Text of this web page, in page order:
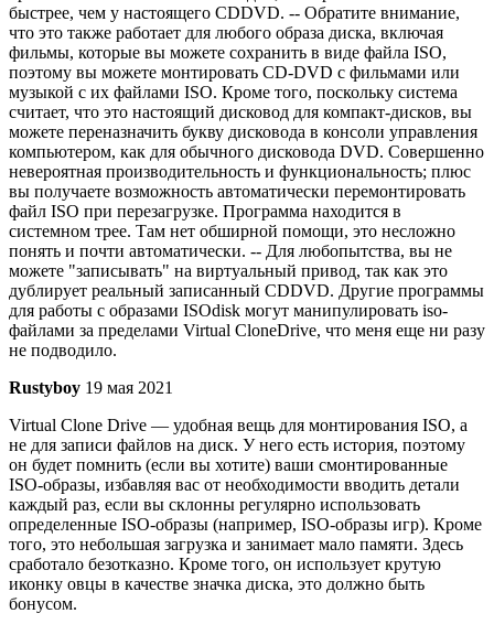
быстрее, чем у настоящего CDDVD. -- Обратите внимание,
что это также работает для любого образа диска, включая
фильмы, которые вы можете сохранить в виде файла ISO,
поэтому вы можете монтировать CD-DVD с фильмами или
музыкой с их файлами ISO. Кроме того, поскольку система
считает, что это настоящий дисковод для компакт-дисков, вы
можете переназначить букву дисковода в консоли управления
компьютером, как для обычного дисковода DVD. Совершенно
невероятная производительность и функциональность; плюс
вы получаете возможность автоматически перемонтировать
файл ISO при перезагрузке. Программа находится в
системном трее. Там нет обширной помощи, это несложно
понять и почти автоматически. -- Для любопытства, вы не
можете "записывать" на виртуальный привод, так как это
дублирует реальный записанный CDDVD. Другие программы
для работы с образами ISOdisk могут манипулировать iso-
файлами за пределами Virtual CloneDrive, что меня еще ни разу
не подводило.
Rustyboy 19 мая 2021
Virtual Clone Drive — удобная вещь для монтирования ISO, а
не для записи файлов на диск. У него есть история, поэтому
он будет помнить (если вы хотите) ваши смонтированные
ISO-образы, избавляя вас от необходимости вводить детали
каждый раз, если вы склонны регулярно использовать
определенные ISO-образы (например, ISO-образы игр). Кроме
того, это небольшая загрузка и занимает мало памяти. Здесь
сработало безотказно. Кроме того, он использует крутую
иконку овцы в качестве значка диска, это должно быть
бонусом.